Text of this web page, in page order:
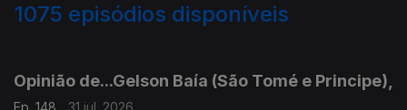
1075 episódios disponíveis
Opinião de...Gelson Baía (São Tomé e Principe),
Ep. 148
31 jul. 2026